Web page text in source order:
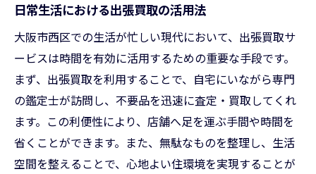
日常生活における出張買取の活用法
大阪市西区での生活が忙しい現代において、出張買取サ
ービスは時間を有効に活用するための重要な手段です。
まず、出張買取を利用することで、自宅にいながら専門
の鑑定士が訪問し、不要品を迅速に査定・買取してくれ
ます。この利便性により、店舗へ足を運ぶ手間や時間を
省くことができます。また、無駄なものを整理し、生活
空間を整えることで、心地よい住環境を実現することが